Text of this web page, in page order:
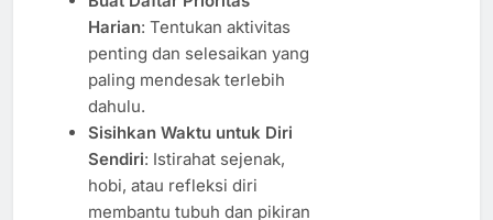
Harian: Tentukan aktivitas
penting dan selesaikan yang
paling mendesak terlebih
dahulu.
Sisihkan Waktu untuk Diri
Sendiri: Istirahat sejenak,
hobi, atau refleksi diri
membantu tubuh dan pikiran